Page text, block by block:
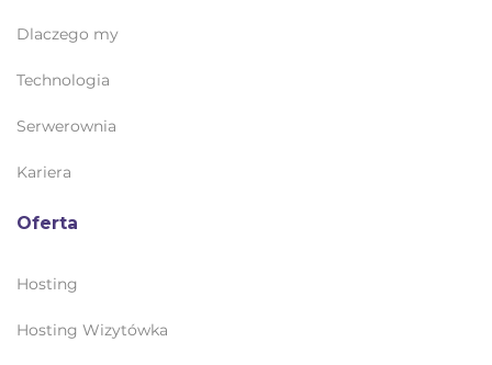
Dlaczego my
Technologia
Serwerownia
Kariera
Oferta
Hosting
Hosting Wizytówka